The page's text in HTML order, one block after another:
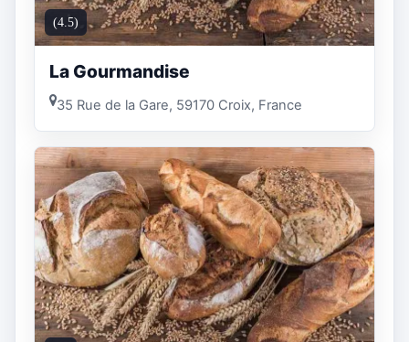
(4.5)
La Gourmandise
35 Rue de la Gare, 59170 Croix, France